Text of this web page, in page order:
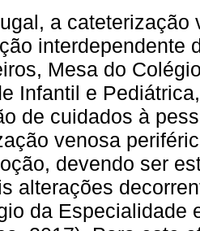
a
interdependente
Mesa do
Infantil e
de cuidados à
venosa
devendo ser
alterações
da Especialidade